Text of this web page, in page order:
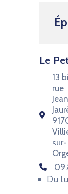
Le
13
rue
Jean
sur-
Du